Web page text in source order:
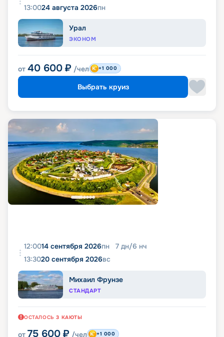
13:0024 августа 2026пн
Урал
ЭКОНОМ
от 40 600 ₽ /чел +1 000
Выбрать круиз
12:0014 сентября 2026пн 7 дн/6 нч
13:3020 сентября 2026вс
Михаил Фрунзе
СТАНДАРТ
ОСТАЛОСЬ 3 КАЮТЫ
от 75 600 ₽ /чел +1 000